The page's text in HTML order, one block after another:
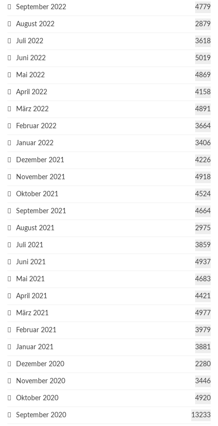
September 2022 4779
August 2022 2879
Juli 2022 3618
Juni 2022 5019
Mai 2022 4869
April 2022 4158
März 2022 4891
Februar 2022 3664
Januar 2022 3406
Dezember 2021 4226
November 2021 4918
Oktober 2021 4524
September 2021 4664
August 2021 2975
Juli 2021 3859
Juni 2021 4937
Mai 2021 4683
April 2021 4421
März 2021 4977
Februar 2021 3979
Januar 2021 3881
Dezember 2020 2280
November 2020 3446
Oktober 2020 4920
September 2020 13233